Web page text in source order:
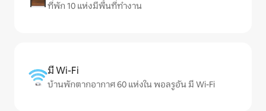
ที่พัก 10 แห่งมีพื้นที่ทำงาน
มี Wi-Fi
บ้านพักตากอากาศ 60 แห่งใน พอลรูอัน มี Wi-Fi